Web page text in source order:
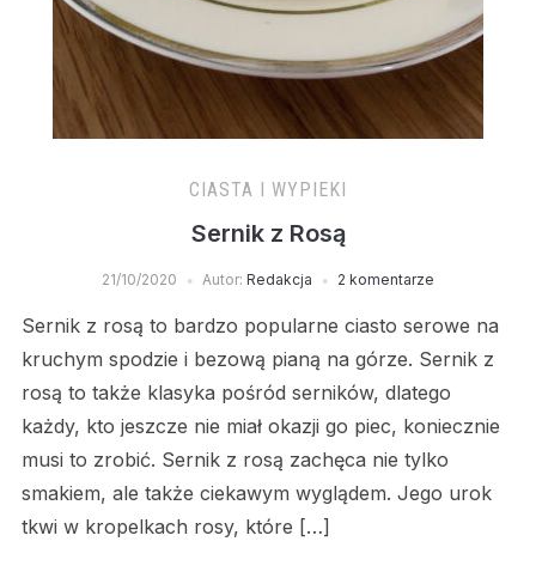
CIASTA I WYPIEKI
Sernik z Rosą
21/10/2020 Autor: Redakcja 2 komentarze
Sernik z rosą to bardzo popularne ciasto serowe na
kruchym spodzie i bezową pianą na górze. Sernik z
rosą to także klasyka pośród serników, dlatego
każdy, kto jeszcze nie miał okazji go piec, koniecznie
musi to zrobić. Sernik z rosą zachęca nie tylko
smakiem, ale także ciekawym wyglądem. Jego urok
tkwi w kropelkach rosy, które […]